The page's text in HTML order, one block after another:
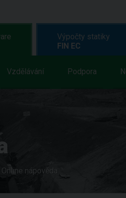
Vzdělávání Podpora
Výpočty statiky
FIN EC
Online nápověda